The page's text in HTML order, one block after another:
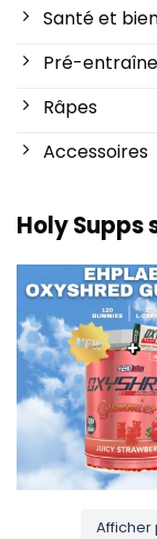
Santé et
Pré-
Râpes
Accessoires
Holy Supps
Nouveau chez Holy
Les gommes
3
Afficher